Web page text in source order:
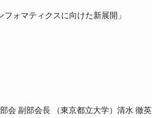
ォマティクスに向けた新展開」
副部会長 （東京都立大学）清水 徹英